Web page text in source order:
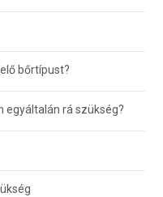
bőrtípust?
egyáltalán rá szükség?